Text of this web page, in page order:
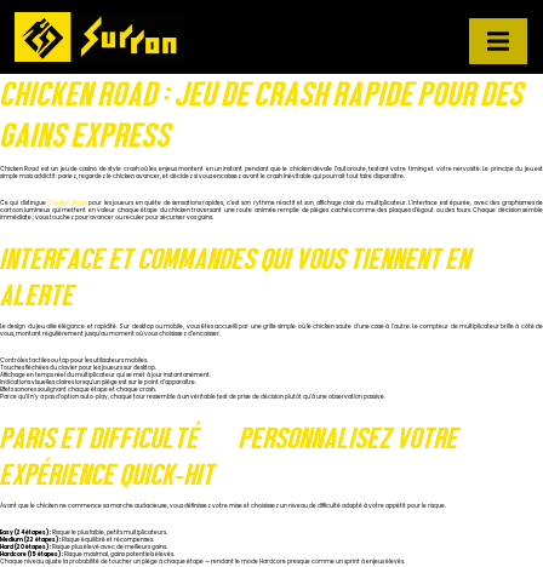
CHICKEN ROAD : JEU DE CRASH RAPIDE POUR DES
GAINS EXPRESS
Chicken Road est un jeu de casino de style crash où les enjeux montent en un instant pendant que le chicken dévale l’autoroute, testant votre timing et votre nervosité. Le principe du jeu est
simple mais addictif : pariez, regardez le chicken avancer, et décidez si vous encaissez avant le crash inévitable qui pourrait tout faire disparaître.
Ce qui distingueChicken Roadpour les joueurs en quête de sensations rapides, c’est son rythme réactif et son affichage clair du multiplicateur. L’interface est épurée, avec des graphismes de
cartoon lumineux qui mettent en valeur chaque étape du chicken traversant une route animée remplie de pièges cachés comme des plaques d’égout ou des fours. Chaque décision semble
immédiate ; vous touchez pour avancer ou reculer pour sécuriser vos gains.
INTERFACE ET COMMANDES QUI VOUS TIENNENT EN
ALERTE
Le design du jeu allie élégance et rapidité. Sur desktop ou mobile, vous êtes accueilli par une grille simple où le chicken saute d’une case à l’autre. Le compteur de multiplicateur brille à côté de
vous, montant régulièrement jusqu’au moment où vous choisissez d’encaisser.
Contrôles tactiles ou tap pour les utilisateurs mobiles.
Touches fléchées du clavier pour les joueurs sur desktop.
Affichage en temps réel du multiplicateur qui se met à jour instantanément.
Indications visuelles claires lorsqu’un piège est sur le point d’apparaître.
Effets sonores soulignant chaque étape et chaque crash.
Parce qu’il n’y a pas d’option auto‑play, chaque tour ressemble à un véritable test de prise de décision plutôt qu’à une observation passive.
PARIS ET DIFFICULTÉ — PERSONNALISEZ VOTRE
EXPÉRIENCE QUICK‑HIT
Avant que le chicken ne commence sa marche audacieuse, vous définissez votre mise et choisissez un niveau de difficulté adapté à votre appétit pour le risque.
Easy (24 étapes) :Risque le plus faible, petits multiplicateurs.
Medium (22 étapes) :Risque équilibré et récompenses.
Hard (20 étapes) :Risque plus élevé avec de meilleurs gains.
Hardcore (15 étapes) :Risque maximal, gains potentiels élevés.
Chaque niveau ajuste la probabilité de toucher un piège à chaque étape — rendant le mode Hardcore presque comme un sprint à enjeux élevés.